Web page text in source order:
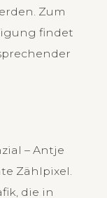
Zum
findet
– Antje
Zählpixel.
die in